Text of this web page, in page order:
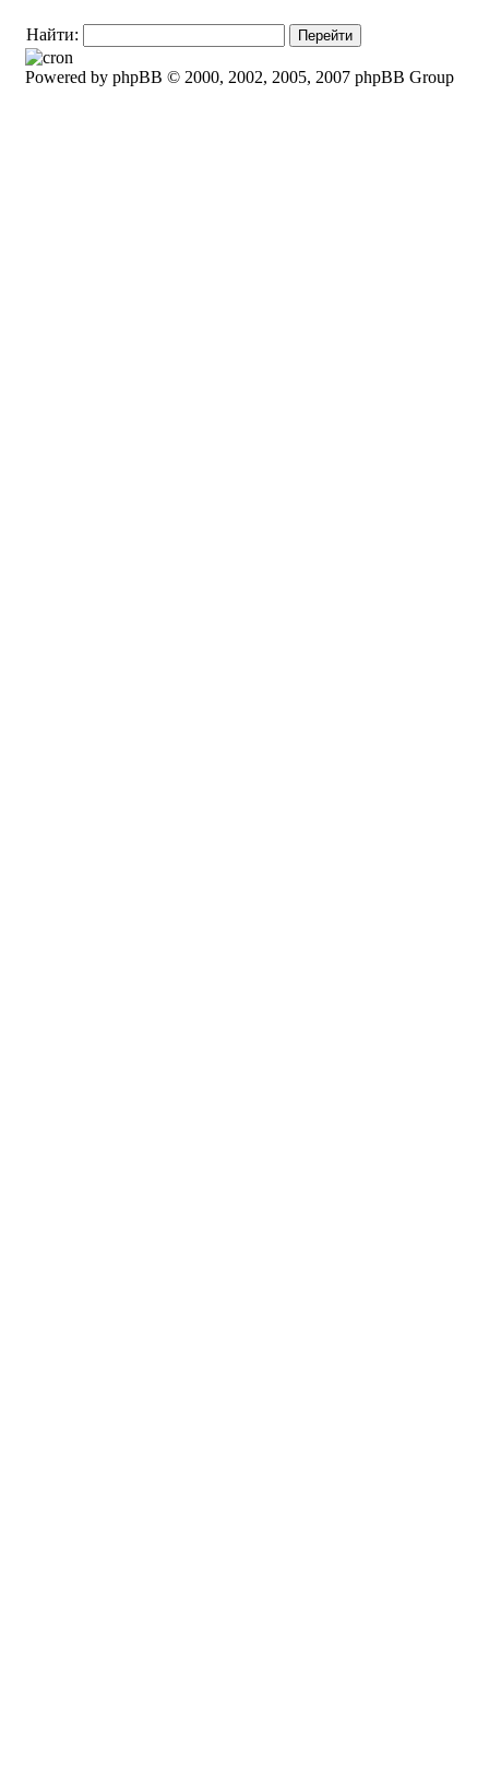
Найти:
Powered by phpBB © 2000, 2002, 2005, 2007 phpBB Group